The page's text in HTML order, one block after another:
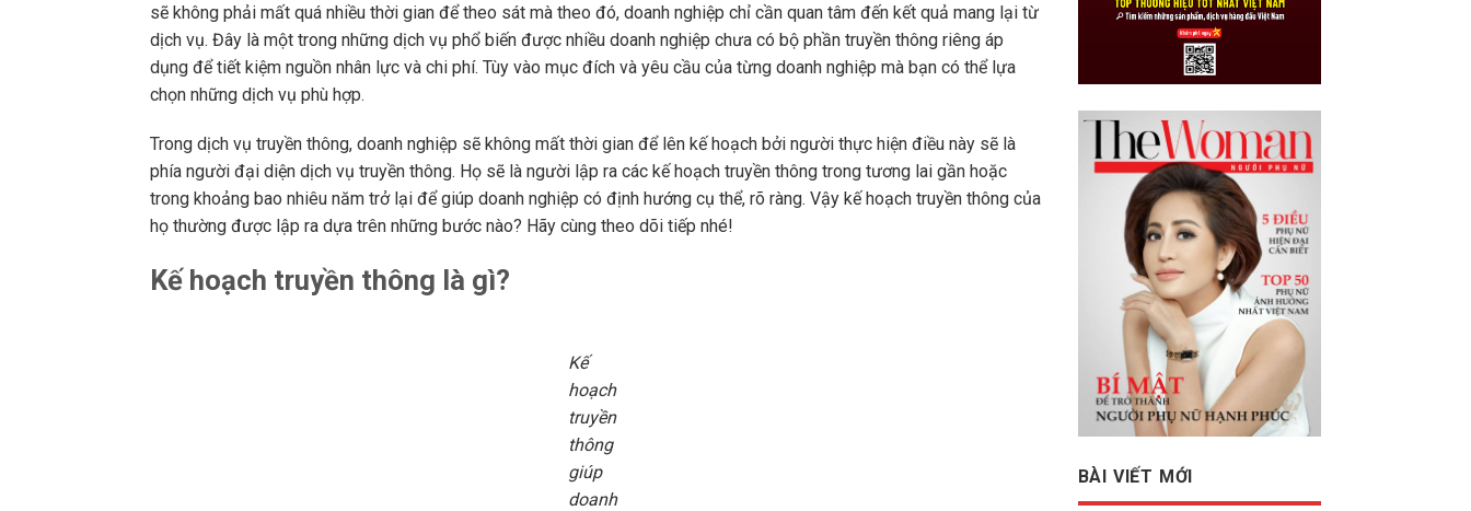
sẽ không phải mất quá nhiều thời gian để theo sát mà theo đó, doanh nghiệp chỉ cần quan tâm đến kết quả mang lại từ
dịch vụ. Đây là một trong những dịch vụ phổ biến được nhiều doanh nghiệp chưa có bộ phần truyền thông riêng áp
dụng để tiết kiệm nguồn nhân lực và chi phí. Tùy vào mục đích và yêu cầu của từng doanh nghiệp mà bạn có thể lựa
chọn những dịch vụ phù hợp.
Trong dịch vụ truyền thông, doanh nghiệp sẽ không mất thời gian để lên kế hoạch bởi người thực hiện điều này sẽ là
phía người đại diện dịch vụ truyền thông. Họ sẽ là người lập ra các kế hoạch truyền thông trong tương lai gần hoặc
trong khoảng bao nhiêu năm trở lại để giúp doanh nghiệp có định hướng cụ thể, rõ ràng. Vậy kế hoạch truyền thông của
họ thường được lập ra dựa trên những bước nào? Hãy cùng theo dõi tiếp nhé!
Kế hoạch truyền thông là gì?
Kế
hoạch
truyền
thông
giúp
doanh
BÀI VIẾT MỚI